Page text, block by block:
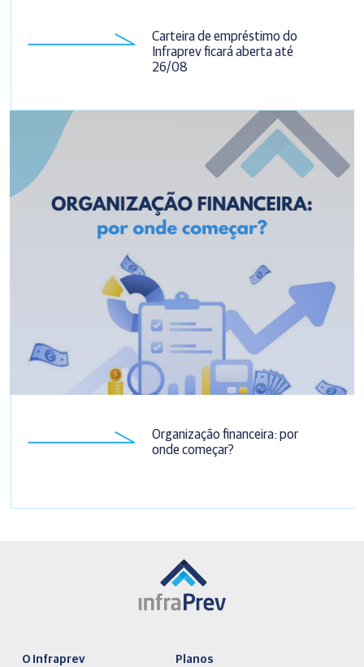
Carteira de empréstimo do
Infraprev ficará aberta até
26/08
Organização financeira: por
onde começar?
O Infraprev Planos